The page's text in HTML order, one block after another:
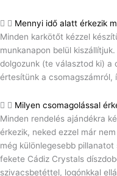
Mennyi idő alatt érkezik
Minden karkötőt kézzel
munkanapon belül
dolgozunk (te választod ki) a
értesítünk a
Milyen csomagolással
Minden rendelés ajándékra
érkezik, neked ezzel már
még különlegesebb
fekete Cádiz Crystals
szivacsbetéttel, logónkkal